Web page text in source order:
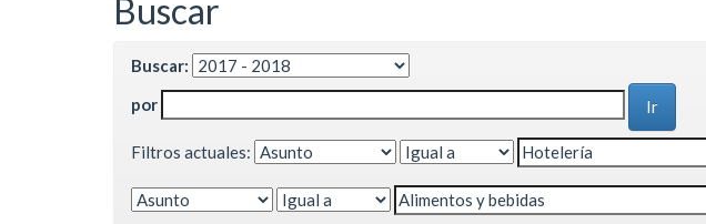
Buscar
Buscar:
por
Filtros actuales: